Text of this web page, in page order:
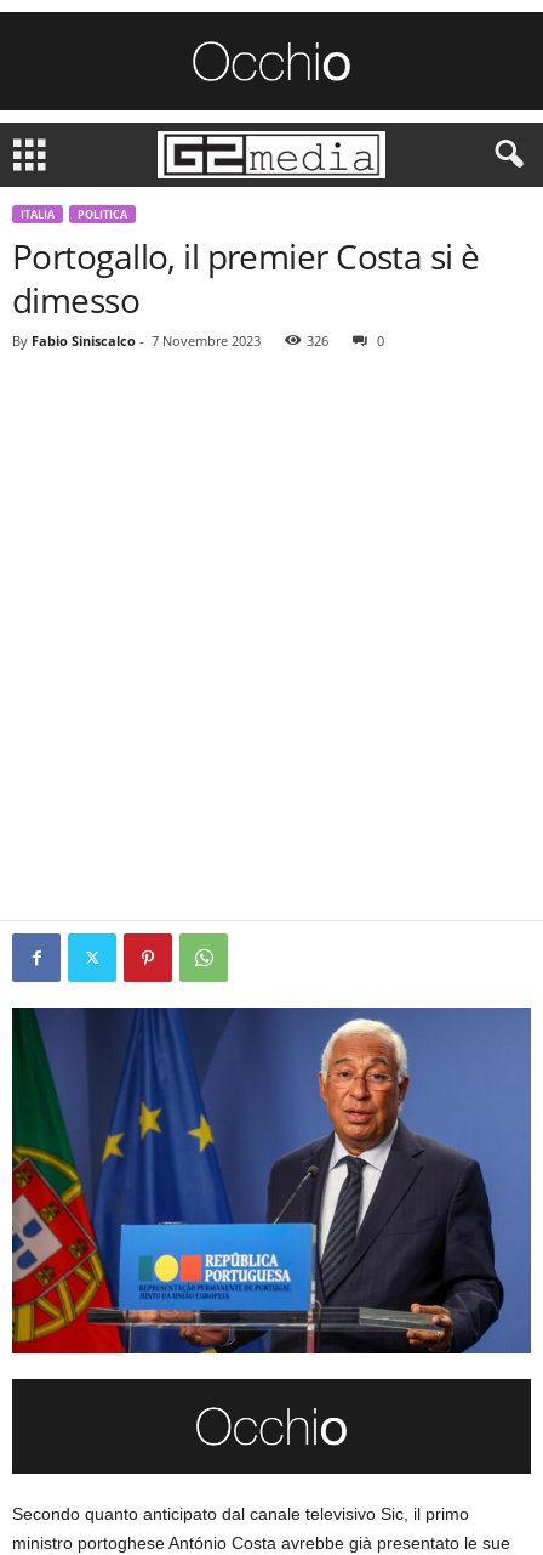
ITALIA POLITICA
Portogallo, il premier Costa si è
dimesso
By Fabio Siniscalco - 7 Novembre 2023 326 0
Secondo quanto anticipato dal canale televisivo Sic, il primo
ministro portoghese António Costa avrebbe già presentato le sue